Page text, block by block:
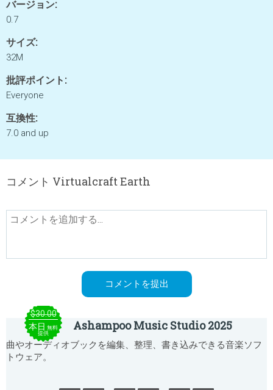
バージョン:
0.7
サイズ:
32M
批評ポイント:
Everyone
互換性:
7.0 and up
コメント Virtualcraft Earth
$30.00
本日 無料
提供
Ashampoo Music Studio 2025
曲やオーディオブックを編集、整理、書き込みできる音楽ソフ
トウェア。